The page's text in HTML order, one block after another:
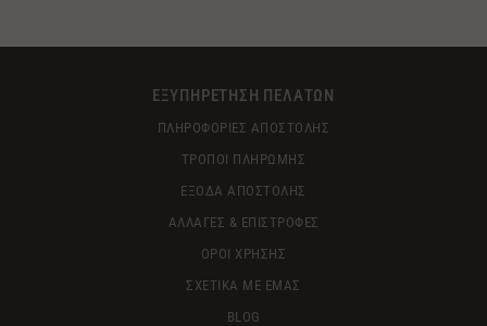
ΕΞΥΠΗΡΕΤΗΣΗ ΠΕΛΑΤΩΝ
ΠΛΗΡΟΦΟΡΙΕΣ ΑΠΟΣΤΟΛΗΣ
ΤΡΟΠΟΙ ΠΛΗΡΩΜΗΣ
ΕΞΟΔΑ ΑΠΟΣΤΟΛΗΣ
ΑΛΛΑΓΕΣ & ΕΠΙΣΤΡΟΦΕΣ
ΟΡΟΙ ΧΡΗΣΗΣ
ΣΧΕΤΙΚΑ ΜΕ ΕΜΑΣ
BLOG